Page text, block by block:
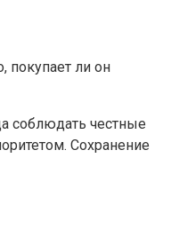
покупает ли он
соблюдать честные
Сохранение